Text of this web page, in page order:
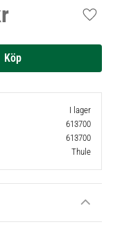
I lager
613700
613700
Thule